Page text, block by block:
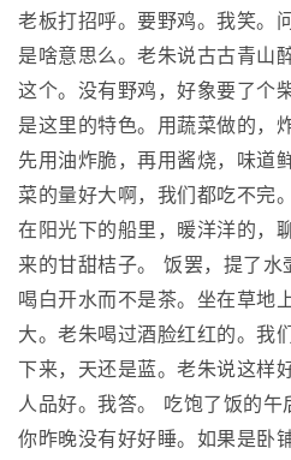
老板打招呼。要野鸡。我笑。
是啥意思么。老朱说古古青山
这个。没有野鸡，好象要了个
是这里的特色。用蔬菜做的，
先用油炸脆，再用酱烧，味道
菜的量好大啊，我们都吃不完
在阳光下的船里，暖洋洋的，
来的甘甜桔子。 饭罢，提了
喝白开水而不是茶。坐在草地
大。老朱喝过酒脸红红的。我
下来，天还是蓝。老朱说这样
人品好。我答。 吃饱了饭的午
你昨晚没有好好睡。如果是卧